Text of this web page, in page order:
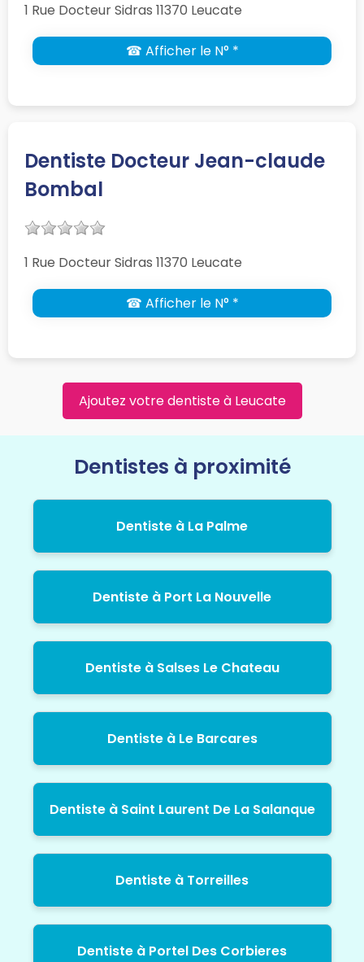
1 Rue Docteur Sidras 11370 Leucate
☎ Afficher le N° *
Dentiste Docteur Jean-claude
Bombal
1 Rue Docteur Sidras 11370 Leucate
☎ Afficher le N° *
Ajoutez votre dentiste à Leucate
Dentistes à proximité
Dentiste à La Palme
Dentiste à Port La Nouvelle
Dentiste à Salses Le Chateau
Dentiste à Le Barcares
Dentiste à Saint Laurent De La Salanque
Dentiste à Torreilles
Dentiste à Portel Des Corbieres